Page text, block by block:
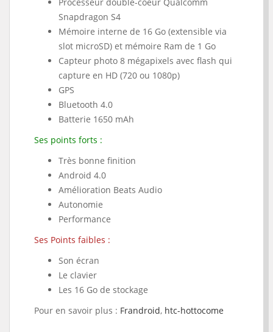
Snapdragon S4
Mémoire interne de 16 Go (extensible via
slot microSD) et mémoire Ram de 1 Go
Capteur photo 8 mégapixels avec flash qui
capture en HD (720 ou 1080p)
GPS
Bluetooth 4.0
Batterie 1650 mAh
Ses points forts :
Très bonne finition
Android 4.0
Amélioration Beats Audio
Autonomie
Performance
Ses Points faibles :
Son écran
Le clavier
Les 16 Go de stockage
Pour en savoir plus : Frandroid, htc-hottocome